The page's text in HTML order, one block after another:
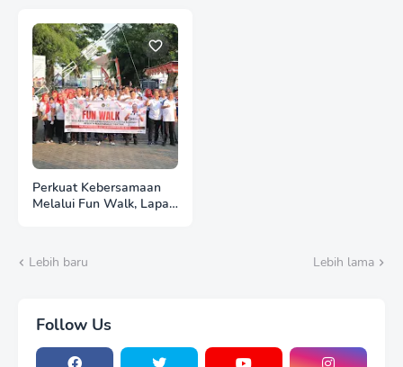
Perkuat Kebersamaan
Melalui Fun Walk, Lapas
Lebih baru Lebih lama
Follow Us